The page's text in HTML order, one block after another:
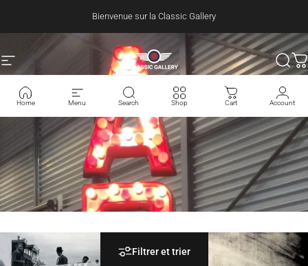
Bienvenue sur la Classic Gallery
Navigation Classic-Gallery
Home Menu Search Shop Cart Account
Filtrer et trier